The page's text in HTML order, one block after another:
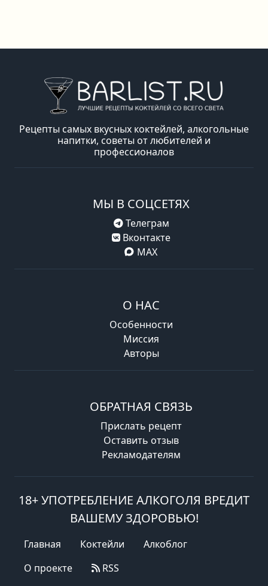
Рецепты самых вкусных коктейлей, алкогольные
напитки, советы от любителей и
профессионалов
МЫ В СОЦСЕТЯХ
Телеграм
Вконтакте
MAX
О НАС
Особенности
Миссия
Авторы
ОБРАТНАЯ СВЯЗЬ
Прислать рецепт
Оставить отзыв
Рекламодателям
18+ УПОТРЕБЛЕНИЕ АЛКОГОЛЯ ВРЕДИТ
ВАШЕМУ ЗДОРОВЬЮ!
Главная Коктейли
Алкоблог
О проекте
RSS